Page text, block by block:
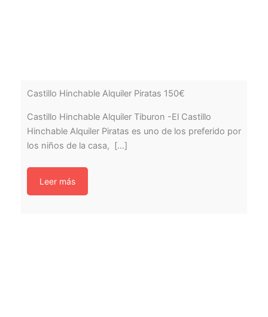
Castillo Hinchable Alquiler Piratas 150€
Castillo Hinchable Alquiler Tiburon -El Castillo
Hinchable Alquiler Piratas es uno de los preferido por
los niños de la casa, [...]
Leer más